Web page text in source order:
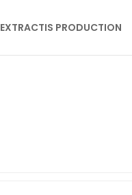
EXTRACTIS PRODUCTION